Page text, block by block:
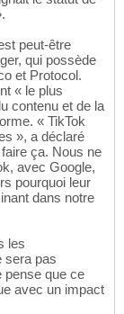
peut-être
qui possède
et Protocol.
« le plus
contenu et de la
« TikTok
», a déclaré
ça. Nous ne
avec Google,
pourquoi leur
dans notre
les
sera pas
pense que ce
avec un impact